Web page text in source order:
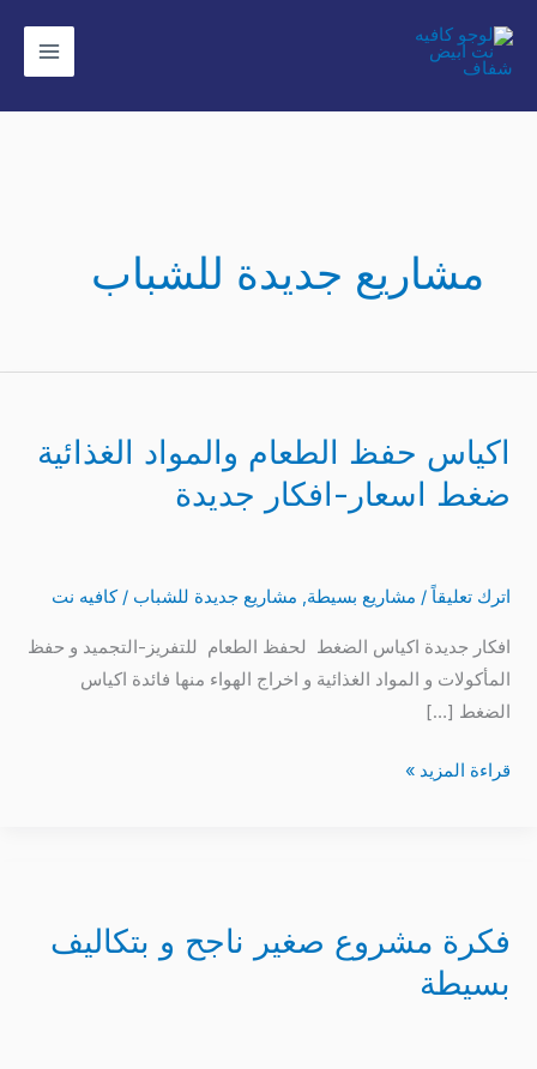
مشاريع جديدة للشباب
اكياس حفظ الطعام والمواد الغذائية
ضغط اسعار-افكار جديدة
اترك تعليقاً /مشاريع بسيطة,مشاريع جديدة للشباب/كافيه نت
افكار جديدة اكياس الضغط لحفظ الطعام للتفريز-التجميد و حفظ
المأكولات و المواد الغذائية و اخراج الهواء منها فائدة اكياس
الضغط […]
الطعام
جديدة
قراءة المزيد »
فكرة مشروع صغير ناجح و بتكاليف
بسيطة
صغير